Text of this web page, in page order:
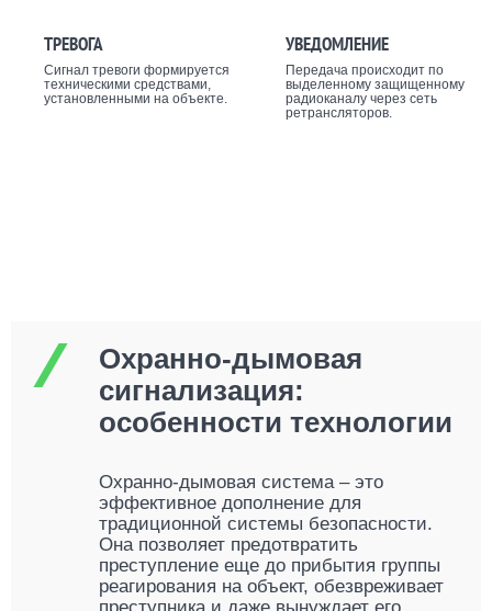
ТРЕВОГА
Сигнал тревоги формируется
техническими средствами,
установленными на объекте.
УВЕДОМЛЕНИЕ
Передача происходит по
выделенному защищенному
радиоканалу через сеть
ретрансляторов.
Охранно-дымовая
сигнализация:
особенности технологии
Охранно-дымовая система – это
эффективное дополнение для
традиционной системы безопасности.
Она позволяет предотвратить
преступление еще до прибытия группы
реагирования на объект, обезвреживает